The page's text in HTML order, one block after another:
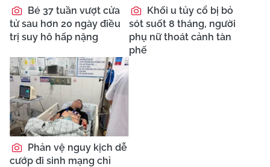
Bé 37 tuần vượt cửa
tử sau hơn 20 ngày điều
trị suy hô hấp nặng
Khối u tủy cổ bị bỏ
sót suốt 8 tháng, người
phụ nữ thoát cảnh tàn
phế
Phản vệ nguy kịch dễ
cướp đi sinh mạng chỉ